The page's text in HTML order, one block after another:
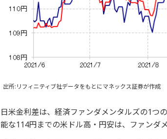
出所:リフィニティブ社データをもとにマネックス証券が作成
日米金利差は、経済ファンダメンタルズの1つ
能な114円までの米ドル高・円安は、ファンダ